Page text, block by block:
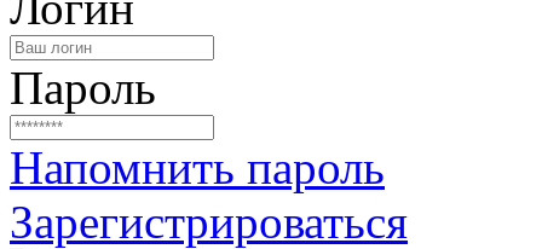
Пароль
Напомнить пароль
Зарегистрироваться